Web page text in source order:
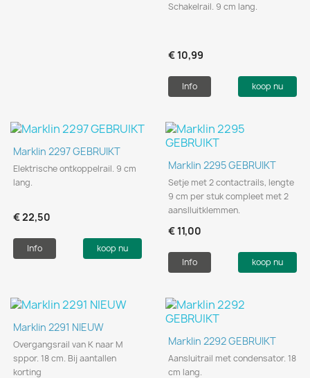
Schakelrail. 9 cm lang.
€ 10,99
Info koop nu
Marklin 2297 GEBRUIKT
Elektrische ontkoppelrail. 9 cm
lang.
€ 22,50
Info koop nu
Marklin 2295 GEBRUIKT
Setje met 2 contactrails, lengte
9 cm per stuk compleet met 2
aanslluitklemmen.
€ 11,00
Info koop nu
Marklin 2291 NIEUW
Overgangsrail van K naar M
sppor. 18 cm. Bij aantallen
korting
Marklin 2292 GEBRUIKT
Aansluitrail met condensator. 18
cm lang.